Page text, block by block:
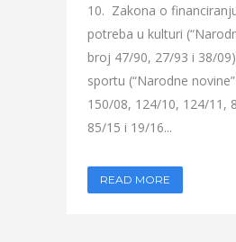
10. Zakona o
potreba u kulturi
broj 47/90, 27/93 i 38/
sportu (“Narodne
150/08, 124/10, 124/11,
85/15 i 19/16...
READ MORE